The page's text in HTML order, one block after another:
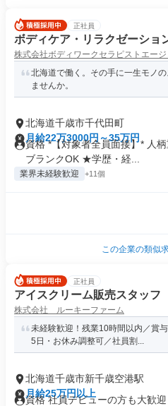
正社員
ボディケア・リラクゼーショ
株式会社ボディワークセラピストエー
北海道で働く。その手に一生モノ
ませんか。
北海道千歳市千代田町
月給22万3000円～35万円
資格 *【対象者全員面接】* 人
ブランクOK ★学歴・経...
業界未経験歓迎 +11個
この企業の類似
正社員
アイスクリーム販売スタッフ
株式会社 ルーキーファーム
未経験歓迎！残業10時間以内／賞
5日・お休み調整可／社員割...
北海道千歳市新千歳空港駅
月給25万円以上
資格 社員デビューの方も大歓